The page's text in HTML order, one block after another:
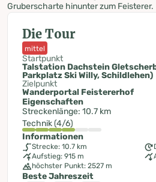
Gruberscharte hinunter zum Feisterer.
Die Tour
mittel
Startpunkt
Talstation Dachstein
Parkplatz Ski Willy, Schildlehen)
Zielpunkt
Wanderportal Feistererhof
Eigenschaften
Streckenlänge: 10.7 km
Technik (4/6)
Informationen
Strecke: 10.7 km
Aufstieg: 915 m
höchster Punkt: 2527 m
Beste Jahreszeit